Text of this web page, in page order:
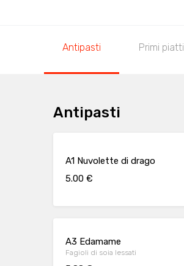
Antipasti Primi piatti
Antipasti
A1 Nuvolette di drago
5.00 €
A3 Edamame
Fagioli di soia lessati